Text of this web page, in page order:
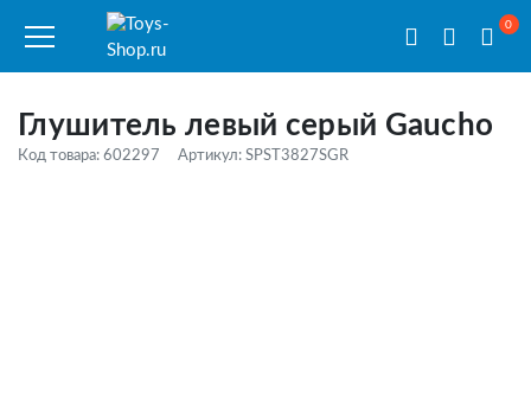
0
Глушитель левый серый Gaucho
Код товара: 602297 Артикул: SPST3827SGR